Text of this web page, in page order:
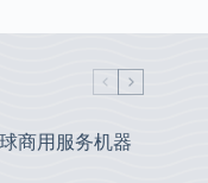
商用服务机器